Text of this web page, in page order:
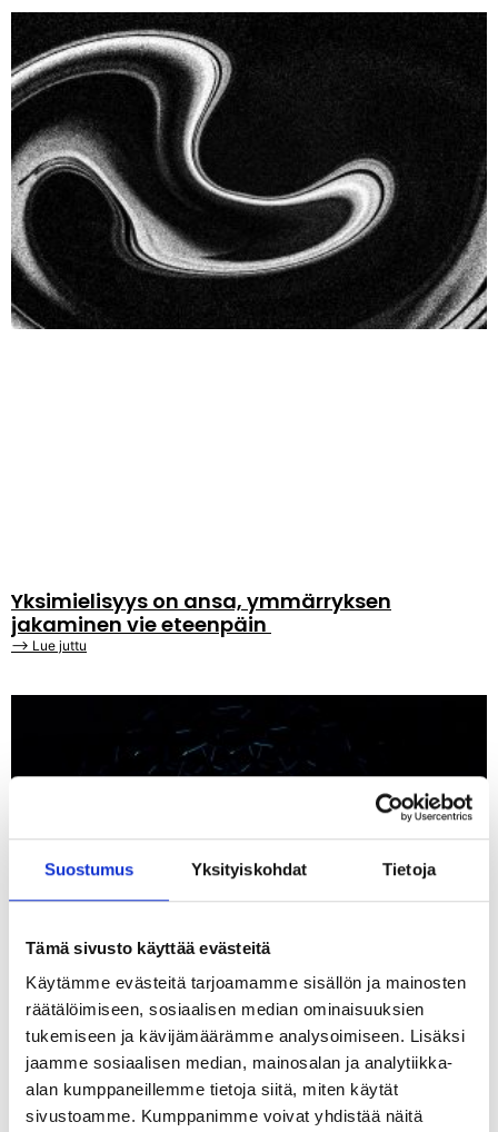
Suostumus Yksityiskohdat Tietoja
Tämä sivusto käyttää evästeitä
Käytämme evästeitä tarjoamamme sisällön ja mainosten
räätälöimiseen, sosiaalisen median ominaisuuksien
tukemiseen ja kävijämäärämme analysoimiseen. Lisäksi
jaamme sosiaalisen median, mainosalan ja analytiikka-
alan kumppaneillemme tietoja siitä, miten käytät
sivustoamme. Kumppanimme voivat yhdistää näitä
Yksimielisyys on ansa, ymmärryksen
jakaminen vie eteenpäin
⟶ Lue juttu